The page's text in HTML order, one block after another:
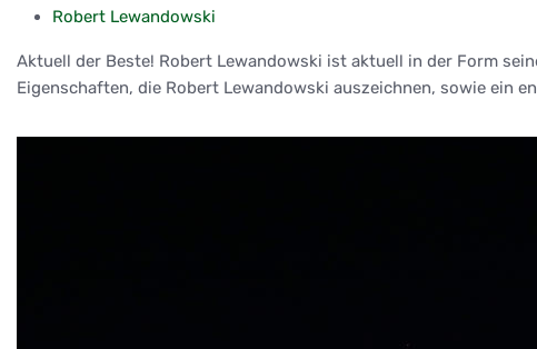
Robert Lewandowski
Aktuell der Beste! Robert Lewandowski ist aktuell in der Form
Eigenschaften, die Robert Lewandowski auszeichnen, sowie ein